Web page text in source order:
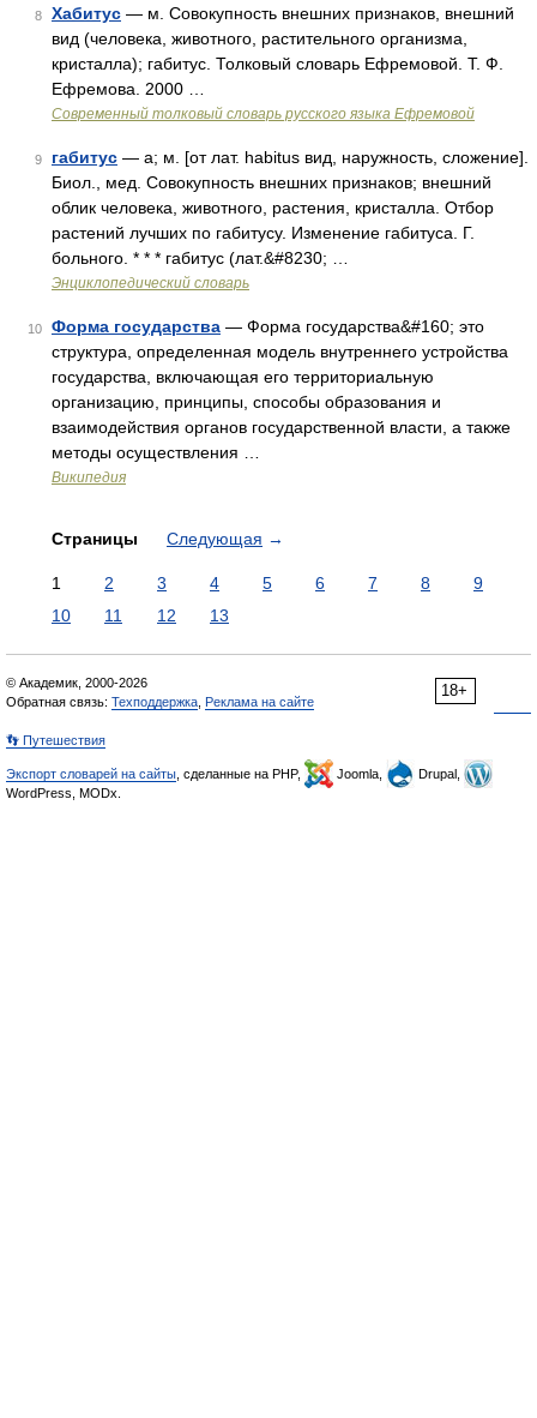
8 Хабитус — м. Совокупность внешних признаков, внешний
вид (человека, животного, растительного организма,
кристалла); габитус. Толковый словарь Ефремовой. Т. Ф.
Ефремова. 2000 …
Современный толковый словарь русского языка Ефремовой
9 габитус — а; м. [от лат. habitus вид, наружность, сложение].
Биол., мед. Совокупность внешних признаков; внешний
облик человека, животного, растения, кристалла. Отбор
растений лучших по габитусу. Изменение габитуса. Г.
больного. * * * габитус (лат.&#8230; …
Энциклопедический словарь
10 Форма государства — Форма государства&#160; это
структура, определенная модель внутреннего устройства
государства, включающая его территориальную
организацию, принципы, способы образования и
взаимодействия органов государственной власти, а также
методы осуществления …
Википедия
Страницы Следующая →
1 2 3 4 5 6 7 8
9
10
11 12 13
18+
© Академик, 2000-2026
Обратная связь: Техподдержка Реклама на сайте
👣 Путешествия
Экспорт словарей на сайты , сделанные на PHP, Joomla,
Drupal,
WordPress, MODx.